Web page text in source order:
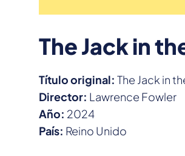
The Jack in
Título original: The Jack in
Director: Lawrence Fowler
Año: 2024
País: Reino Unido